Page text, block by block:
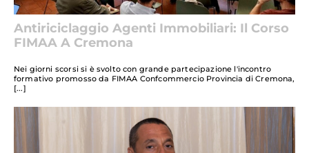
Antiriciclaggio Agenti Immobiliari: Il Corso
FIMAA A Cremona
Nei giorni scorsi si è svolto con grande partecipazione l'incontro
formativo promosso da FIMAA Confcommercio Provincia di Cremona,